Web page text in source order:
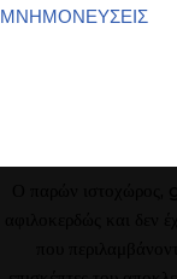
ΜΝΗΜΟΝΕΥΣΕΙΣ